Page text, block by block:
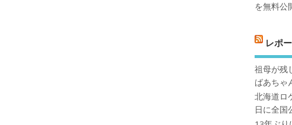
を無料公
レポ
祖母が残
ばあちゃ
北海道ロ
日に全国